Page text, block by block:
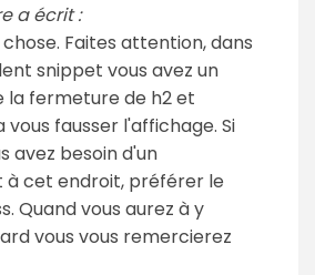
a écrit :
Faites attention, dans
snippet vous avez un
la fermeture de h2 et
vous fausser l'affichage. Si
avez besoin d'un
cet endroit, préférer le
Quand vous aurez à y
vous vous remercierez